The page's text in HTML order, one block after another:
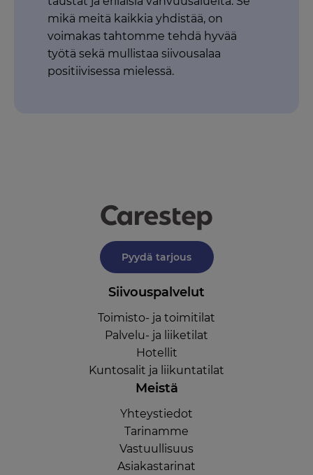
mikä meitä kaikkia yhdistää, on
voimakas tahtomme tehdä hyvää
työtä sekä mullistaa siivousalaa
positiivisessa mielessä.
Pyydä tarjous
Siivouspalvelut
Toimisto- ja toimitilat
Palvelu- ja liiketilat
Hotellit
Kuntosalit ja liikuntatilat
Meistä
Yhteystiedot
Tarinamme
Vastuullisuus
Asiakastarinat